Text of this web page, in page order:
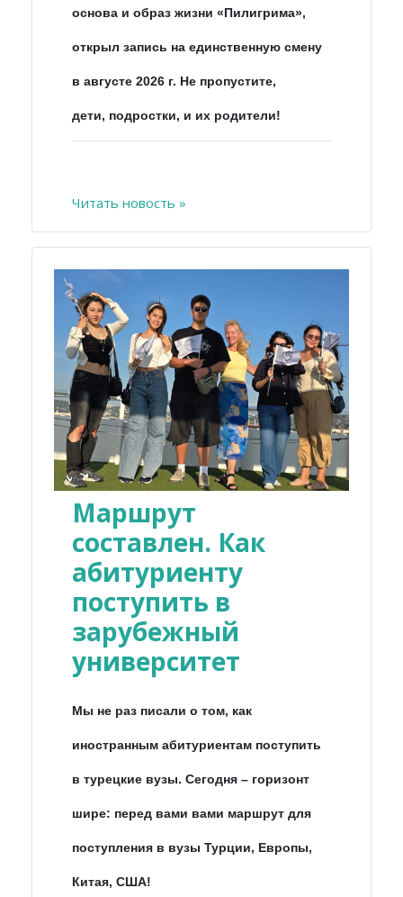
основа и образ жизни «Пилигрима»,
открыл запись на единственную смену
в августе 2026 г. Не пропустите,
дети, подростки, и их родители!
Читать новость »
Маршрут
составлен. Как
абитуриенту
поступить в
зарубежный
университет
Мы не раз писали о том, как
иностранным абитуриентам поступить
в турецкие вузы. Сегодня – горизонт
шире: перед вами вами маршрут для
поступления в вузы Турции, Европы,
Китая, США!